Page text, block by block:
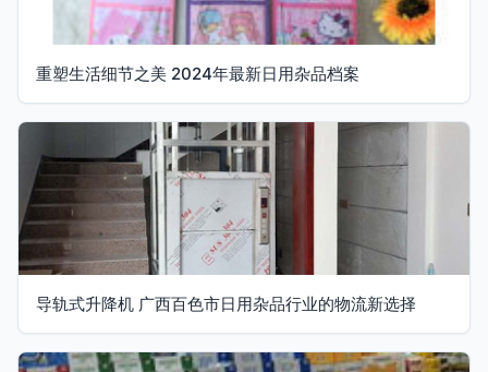
重塑生活细节之美 2024年最新日用杂品档案
导轨式升降机 广西百色市日用杂品行业的物流新选择